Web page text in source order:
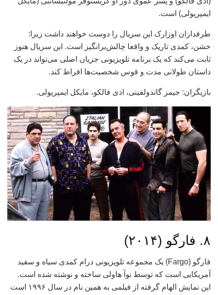
ایمپریولی) است.
طرفداران اوزارک این سریال را دوست خواهند داشت زیرا:
خشن، کمدی تاریک و واقعا چالش‌برانگیز است. این سریال هنوز
ثابت می‌کند که یک برنامه تلویزیونی جریان اصلی می‌تواند در یک
داستان طولانی مدت و قوس شخصیت‌ها افراط کند.
بازیگران: جیمز گاندولفینی، ادی فالکو، مایکل ایمپریولی.
۸. فارگو (۲۰۱۴)
فارگو (Fargo) یک مجموعه تلویزیونی درام کمدی سیاه و سفید
آمریکایی است که توسط نوآ هاولی ساخته و نوشته شده است.
این نمایش الهام گرفته از فیلمی به همین نام در سال ۱۹۹۶ است